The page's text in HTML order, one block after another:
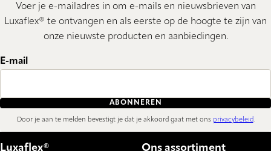
Voer je e-mailadres in om e-mails en nieuwsbrieven van
Luxaflex® te ontvangen en als eerste op de hoogte te zijn van
onze nieuwste producten en aanbiedingen.
E-mail
ABONNEREN
Door je aan te melden bevestigt je dat je akkoord gaat met ons privacybeleid.
Luxaflex® Ons assortiment